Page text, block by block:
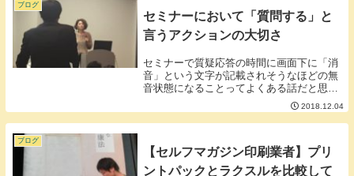
ブログ
セミナーにおいて「質問する」と
言うアクションの大切さ
セミナーで質疑応答の時間に画面下に「消
音」という文字が記載されそうなほどの無
音状態になることってよくある話だと思い
ますが凄くもったいないことをしていると
思うんですよね。■セミナーの内容は良く
も悪くも建前が含まれる。いくら丸裸にし
2018.12.04
ブログ
【セルフマガジン印刷業者】プリ
ントパックとラクスルを比較して